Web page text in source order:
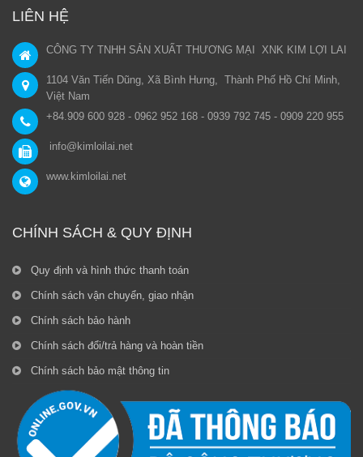
LIÊN HỆ
CÔNG TY TNHH SẢN XUẤT THƯƠNG MẠI XNK KIM LỢI LAI
1104 Văn Tiến Dũng, Xã Bình Hưng, Thành Phố Hồ Chí Minh,
Việt Nam
+84.909 600 928 - 0962 952 168 - 0939 792 745 - 0909 220 955
info@kimloilai.net
www.kimloilai.net
CHÍNH SÁCH & QUY ĐỊNH
Quy định và hình thức thanh toán
Chính sách vận chuyển, giao nhận
Chính sách bảo hành
Chính sách đổi/trả hàng và hoàn tiền
Chính sách bảo mật thông tin